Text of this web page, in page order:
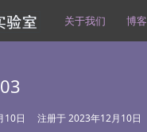
关于我们 博客
10日 注册于2023年12月10日